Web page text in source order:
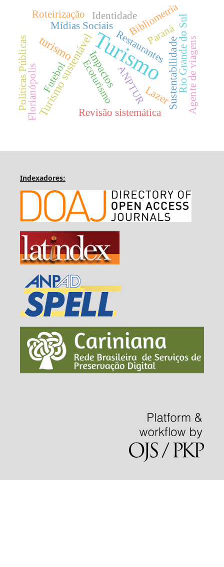
Turismo
Turismo sustentável
turismo
Impactos
LazerSustentabilidade
Ecoturismo
Florianópolis
Mídias Sociais
Restaurantes
Paraná
Políticas Públicas
Bibliometria
Identidade Rio Grande do Sul
Futebol
Revisão sistemática
ANPTUR Agente de viagens
Roteirização
Indexadores: